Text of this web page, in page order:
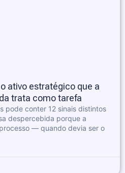
ativo estratégico que a
trata como tarefa
pode conter 12 sinais distintos
despercebida porque a
— quando devia ser o